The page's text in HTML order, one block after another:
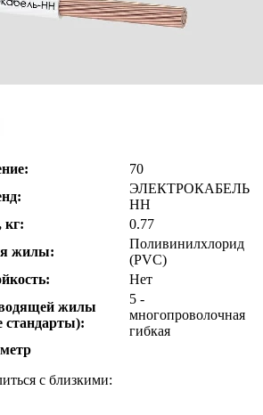
70
ЭЛЕКТРОКАБЕЛЬ
НН
кг:
0.77
жилы:
Поливинилхлорид
(PVC)
Нет
жилы
стандарты):
5 -
многопроволочная
гибкая
метр
с близкими: